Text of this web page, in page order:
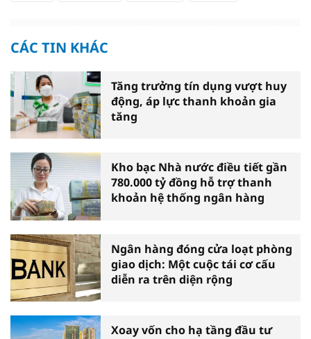
CÁC TIN KHÁC
Tăng trưởng tín dụng vượt huy
động, áp lực thanh khoản gia
tăng
Kho bạc Nhà nước điều tiết gần
780.000 tỷ đồng hỗ trợ thanh
khoản hệ thống ngân hàng
Ngân hàng đóng cửa loạt phòng
giao dịch: Một cuộc tái cơ cấu
diễn ra trên diện rộng
Xoay vốn cho hạ tầng đầu tư